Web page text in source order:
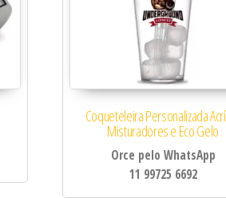
Coqueteleira Personalizada
Misturadores e Eco Gelo
Orce pelo WhatsApp
11 99725 6692